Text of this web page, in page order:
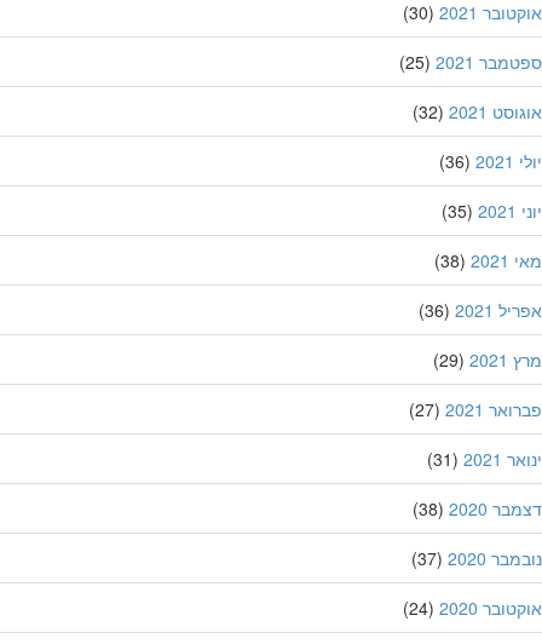
2021
(30)
2021
(25)
2021
(32)
(36)
(35)
(38)
2021
(36)
(29)
2021
(27)
2021
(31)
2020
(38)
2020
(37)
2020
(24)